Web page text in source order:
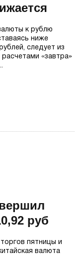
к рублю
ниже
следует из
«завтра»
руб
пятницы и
валюта